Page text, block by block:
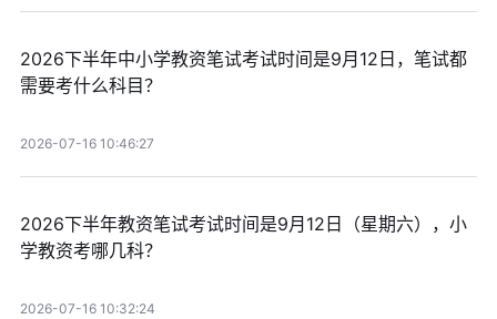
2026下半年中小学教资笔试考试时间是9月12日，笔试都
需要考什么科目？
2026-07-16 10:46:27
2026下半年教资笔试考试时间是9月12日（星期六），小
学教资考哪几科？
2026-07-16 10:32:24